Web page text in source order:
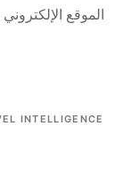
الموقع
INTELLIGENCE